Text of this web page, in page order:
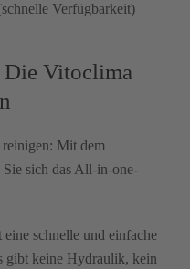
Verfügbarkeit)
Die Vitoclima
Mit dem
sich das All-in-one-
schnelle und einfache
gibt keine Hydraulik, kein